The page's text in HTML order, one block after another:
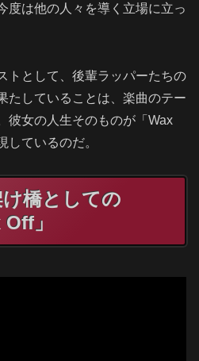
度は他の人々を導く立場に立っ
トとして、後輩ラッパーたちの
たしていることは、楽曲のテー
彼女の人生そのものが「Wax
しているのだ。
橋としての
」